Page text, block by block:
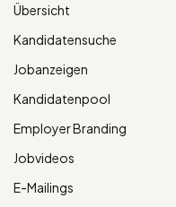
Übersicht
Kandidatensuche
Jobanzeigen
Kandidatenpool
Employer Branding
Jobvideos
E-Mailings